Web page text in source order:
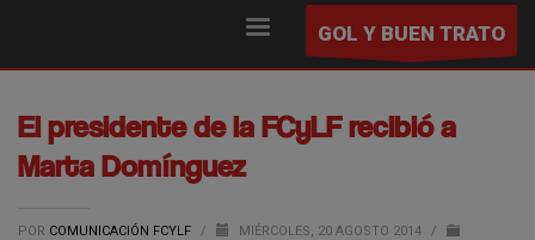
GOL Y BUEN TRATO
El presidente de la FCyLF recibió a
Marta Domínguez
POR COMUNICACIÓN FCYLF / MIÉRCOLES, 20 AGOSTO 2014
/